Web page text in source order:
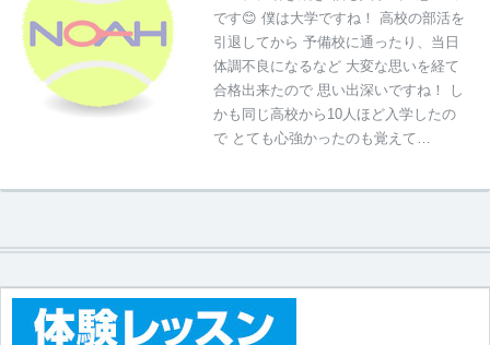
です😊 僕は大学ですね！ 高校の部活を
引退してから 予備校に通ったり、当日
体調不良になるなど 大変な思いを経て
合格出来たので 思い出深いですね！ し
かも同じ高校から10人ほど入学したの
で とても心強かったのも覚えて…